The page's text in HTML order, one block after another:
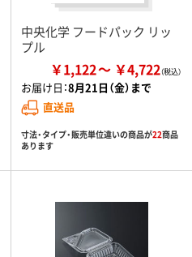
中央化学 フードパック リッ
プル
￥1,122 ￥4,722
お届け日：8月21日（金）まで
直送品
寸法・タイプ・販売単位違いの商品が22商品
あります